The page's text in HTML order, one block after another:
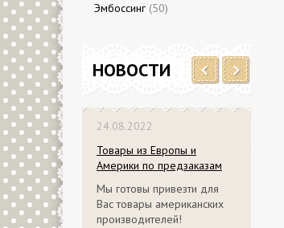
Эмбоссинг (50)
НОВОСТИ
24.08.2022
Товары из Европы и
Америки по предзаказам
Мы готовы привезти для
Вас товары американских
производителей!